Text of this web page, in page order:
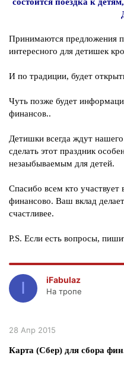
Принимаются предложения
интересного для детишек
И по традиции, будет
Чуть позже будет
финансов..
Детишки всегда ждут
сделать этот праздник
незаыбываемым для детей.
Спасибо всем кто участвует
финансово. Ваш вклад
счастливее.
P.S. Если есть вопросы,
I iFabulaz
На тропе
28 Апр 2015
Карта (Сбер) для сбора